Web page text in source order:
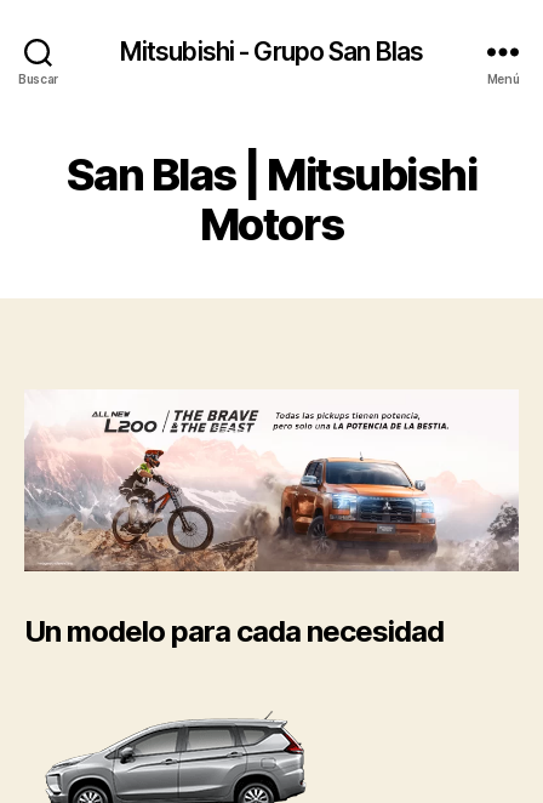
Buscar
Mitsubishi - Grupo San Blas
Menú
San Blas | Mitsubishi
Motors
Un modelo para cada necesidad